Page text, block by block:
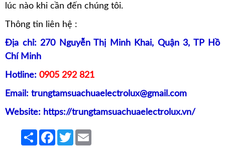
lúc nào khi cần đến chúng tôi.
Thông tin liên hệ :
Địa chỉ: 270 Nguyễn Thị Minh Khai, Quận 3, TP Hồ
Chí Minh
Hotline: 0905 292 821
Email: trungtamsuachuaelectrolux@gmail.com
Website: https://trungtamsuachuaelectrolux.vn/
Share Facebook
Twitter